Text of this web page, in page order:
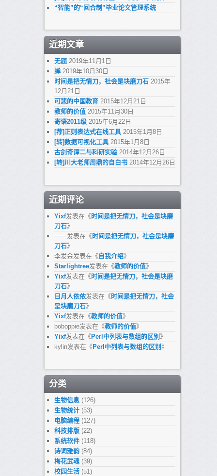
“智能”的“回合制”毕业论文管理系统
近期文章
无题 2019年11月1日
蝉 2019年10月30日
时间是把无情刀，社会是块磨刀石 2015年
12月21日
可悲的中国教育 2015年12月21日
教师的价值 2015年11月30日
寄语2011级 2015年6月22日
[荐]正则表达式在线工具 2015年1月8日
[转]数据可视化工具 2015年1月8日
古剑奇谭二与科研实验 2014年12月26日
[转]川大老师周鼎的自白书 2014年12月26日
近期评论
Yixf发表在《 时间是把无情刀，社会是块磨
刀石》
－－发表在《 时间是把无情刀，社会是块磨
刀石》
李发金发表在《 自我介绍》
Starlightree发表在《教师的价值》
Yixf发表在《 时间是把无情刀，社会是块磨
刀石》
日月人依依发表在《 时间是把无情刀，社会
是块磨刀石》
Yixf发表在《教师的价值》
boboppie发表在《教师的价值》
Yixf发表在《 Perl中列表与数组的区别 》
kylin发表在《 Perl中列表与数组的区别 》
分类
生物信息(126)
生物统计(53)
电脑编程(127)
科技排版(22)
系统软件(118)
诗词雅韵(84)
梅花武魂(39)
校园生活(51)